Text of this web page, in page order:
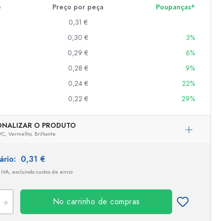
Preço por peça
Poupanças*
0,31 €
0,30 €
3%
0,29 €
6%
0,28 €
9%
0,24 €
22%
0,22 € 29%
O PRODUTO
Vermelho, Brilhante
0,31 €
excluindo custos de envio
No carrinho de compras